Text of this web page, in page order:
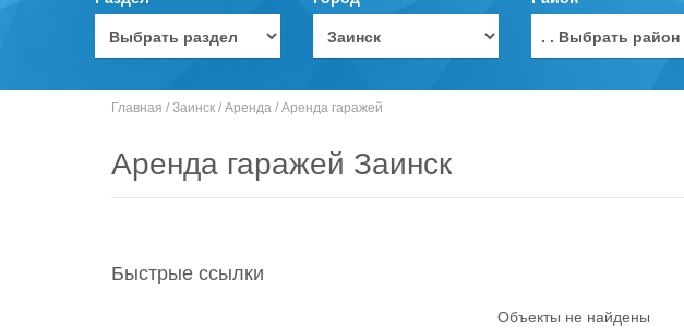
. . Выбрать район
Главная / Заинск / Аренда / Аренда гаражей
Аренда гаражей Заинск
Быстрые ссылки
Объекты не найдены